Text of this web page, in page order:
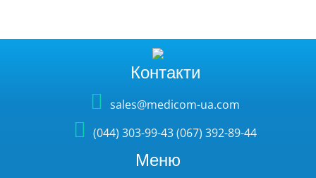
Контакти
sales@medicom-ua.com
(044) 303-99-43 (067) 392-89-44
Меню